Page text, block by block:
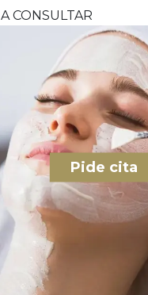
A CONSULTAR
Pide cita